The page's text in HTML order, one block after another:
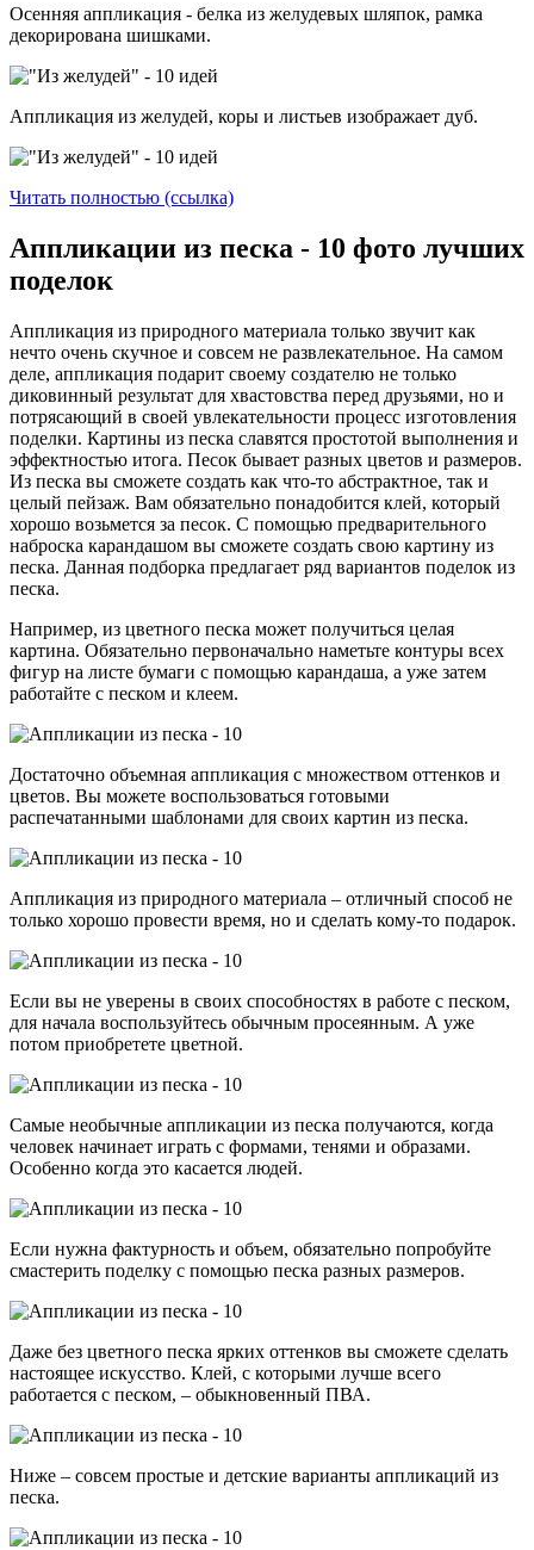
Осенняя аппликация - белка из желудевых шляпок, рамка
декорирована шишками.
Аппликация из желудей, коры и листьев изображает дуб.
Читать полностью (ссылка)
Аппликации из песка - 10 фото лучших
поделок
Аппликация из природного материала только звучит как
нечто очень скучное и совсем не развлекательное. На самом
деле, аппликация подарит своему создателю не только
диковинный результат для хвастовства перед друзьями, но и
потрясающий в своей увлекательности процесс изготовления
поделки. Картины из песка славятся простотой выполнения и
эффектностью итога. Песок бывает разных цветов и размеров.
Из песка вы сможете создать как что-то абстрактное, так и
целый пейзаж. Вам обязательно понадобится клей, который
хорошо возьмется за песок. С помощью предварительного
наброска карандашом вы сможете создать свою картину из
песка. Данная подборка предлагает ряд вариантов поделок из
песка.
Например, из цветного песка может получиться целая
картина. Обязательно первоначально наметьте контуры всех
фигур на листе бумаги с помощью карандаша, а уже затем
работайте с песком и клеем.
Достаточно объемная аппликация с множеством оттенков и
цветов. Вы можете воспользоваться готовыми
распечатанными шаблонами для своих картин из песка.
Аппликация из природного материала – отличный способ не
только хорошо провести время, но и сделать кому-то подарок.
Если вы не уверены в своих способностях в работе с песком,
для начала воспользуйтесь обычным просеянным. А уже
потом приобретете цветной.
Самые необычные аппликации из песка получаются, когда
человек начинает играть с формами, тенями и образами.
Особенно когда это касается людей.
Если нужна фактурность и объем, обязательно попробуйте
смастерить поделку с помощью песка разных размеров.
Даже без цветного песка ярких оттенков вы сможете сделать
настоящее искусство. Клей, с которыми лучше всего
работается с песком, – обыкновенный ПВА.
Ниже – совсем простые и детские варианты аппликаций из
песка.